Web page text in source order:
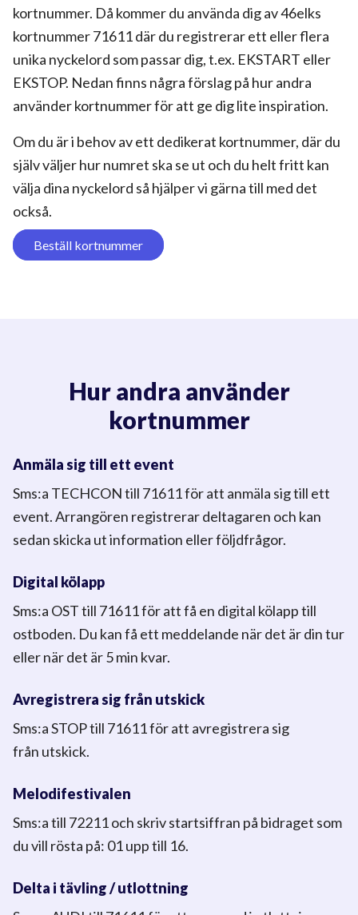
kortnummer. Då kommer du använda dig av 46elks
kortnummer 71611 där du registrerar ett eller flera
unika nyckelord som passar dig, t.ex. EKSTART eller
EKSTOP. Nedan finns några förslag på hur andra
använder kortnummer för att ge dig lite inspiration.
Om du är i behov av ett dedikerat kortnummer, där du
själv väljer hur numret ska se ut och du helt fritt kan
välja dina nyckelord så hjälper vi gärna till med det
också.
Beställ kortnummer
Hur andra använder
kortnummer
Anmäla sig till ett event
Sms:a TECHCON till 71611 för att anmäla sig till ett
event. Arrangören registrerar deltagaren och kan
sedan skicka ut information eller följdfrågor.
Digital kölapp
Sms:a OST till 71611 för att få en digital kölapp till
ostboden. Du kan få ett meddelande när det är din tur
eller när det är 5min kvar.
Avregistrera sig från utskick
Sms:a STOP till 71611 för att avregistrera sig
från utskick.
Melodifestivalen
Sms:a till 72211 och skriv startsiffran på bidraget som
du vill rösta på: 01upp till 16.
Delta i tävling / utlottning